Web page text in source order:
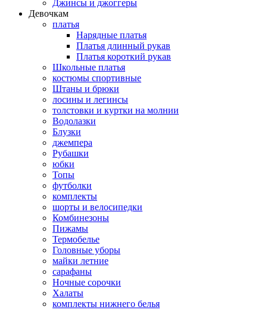
Джинсы и джоггеры
Девочкам
платья
Нарядные платья
Платья длинный рукав
Платья короткий рукав
Школьные платья
костюмы спортивные
Штаны и брюки
лосины и легинсы
толстовки и куртки на молнии
Водолазки
Блузки
джемпера
Рубашки
юбки
Топы
футболки
комплекты
шорты и велосипедки
Комбинезоны
Пижамы
Термобелье
Головные уборы
майки летние
сарафаны
Ночные сорочки
Халаты
комплекты нижнего белья